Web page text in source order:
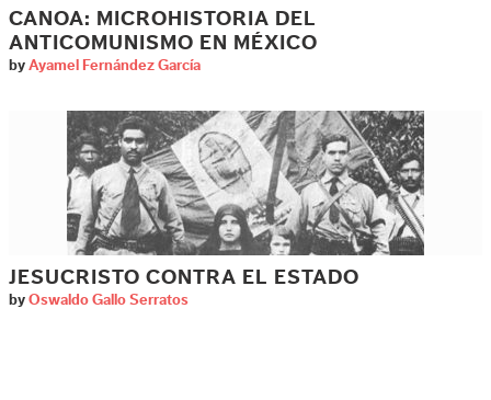
CANOA: MICROHISTORIA DEL
ANTICOMUNISMO EN MÉXICO
by Ayamel Fernández García
JESUCRISTO CONTRA EL ESTADO
by Oswaldo Gallo Serratos